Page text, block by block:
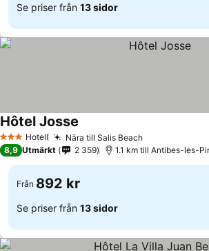
Se priser från 13 sidor
3 StjärnorHotell Nära till Salis Beach
Hôtel Josse
8,9 Utmärkt 2 359 1.1 km till Antibes-les-
Från 892 kr
Se priser från 13 sidor